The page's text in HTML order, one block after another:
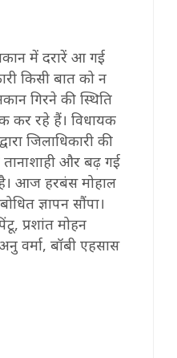
में दरारें आ गई
किसी बात को न
गिरने की स्थिति
कर रहे हैं। विधायक
जिलाधिकारी की
तानाशाही और बढ़ गई
है। आज हरबंस मोहाल
ज्ञापन सौंपा।
प्रशांत मोहन
वर्मा, बॉबी एहसास